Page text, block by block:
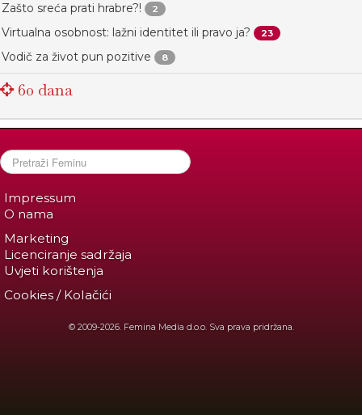
Zašto sreća prati hrabre?! 2
Virtualna osobnost: lažni identitet ili pravo ja? 23
Vodič za život pun pozitive 8
60 dana
Impressum
O nama
Marketing
Licenciranje sadržaja
Uvjeti korištenja
Cookies / Kolačići
© 2009-2026. Femina Media d.o.o. Sva prava pridržana.